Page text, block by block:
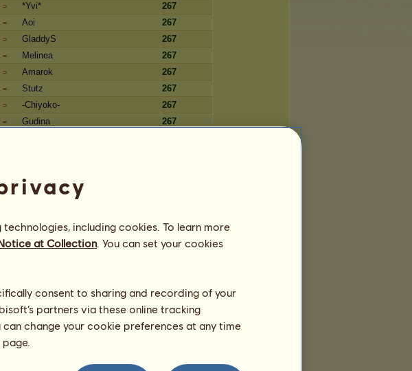
= *Yvi*
267
= Aoi
267
= GladdyS
267
= Melinea
267
= Amarok
267
= Stutz
267
= -Chiyoko-
267
= Gudina
267
-1 Babsi10
1.675
-1 Dragonheart 2010
1.675
+3 shinobibest
1.675
-2 Ahmose
1.674
-2 Emmi1984
1.674
+3 Helena_Riddle
1.674
including cookies. To learn more
at Collection. You can set your cookies
consent to sharing and recording of your
partners via these online tracking
change your cookie preferences at any time